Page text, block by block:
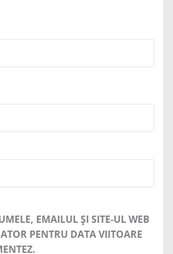
EMAILUL ȘI SITE-UL WEB
PENTRU DATA VIITOARE